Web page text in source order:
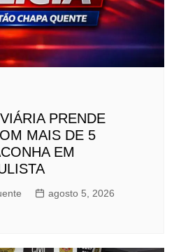
PRENDE
MAIS DE 5
EM
agosto 5, 2026